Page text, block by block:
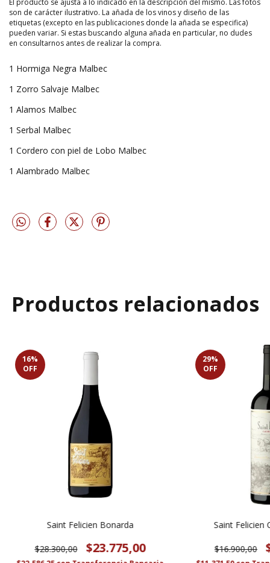
El producto se ajusta a lo indicado en la descripción del mismo. Las fotos
son de carácter ilustrativo. La añada de los vinos y diseño de las
etiquetas (excepto en las publicaciones donde la añada se especifica)
pueden variar. Si estas buscando alguna añada en particular, no dudes
en consultarnos antes de realizar la compra.
1 Hormiga Negra Malbec
1 Zorro Salvaje Malbec
1 Alamos Malbec
1 Serbal Malbec
1 Cordero con piel de Lobo Malbec
1 Alambrado Malbec
Productos relacionados
16%
OFF
Saint Felicien Bonarda
$28.300,00 $23.775,00
29%
OFF
Saint Felicien
$16.900,00